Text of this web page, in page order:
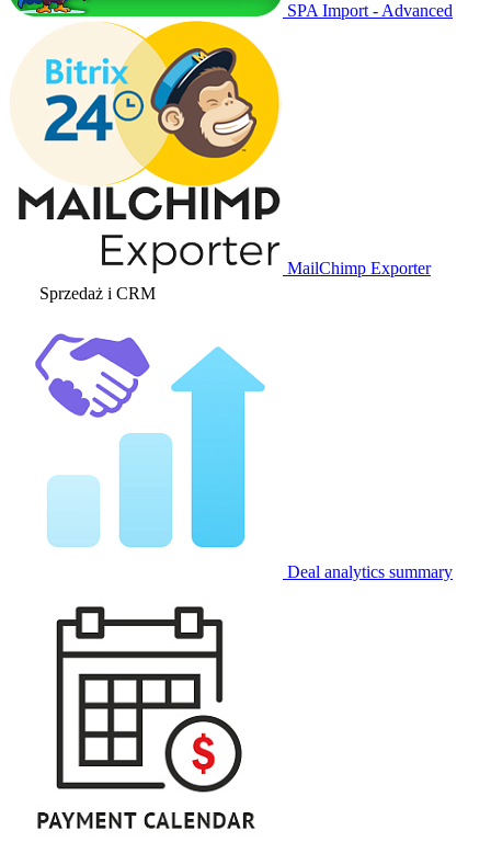
SPA Import - Advanced
MailChimp Exporter
Sprzedaż i CRM
Deal analytics summary